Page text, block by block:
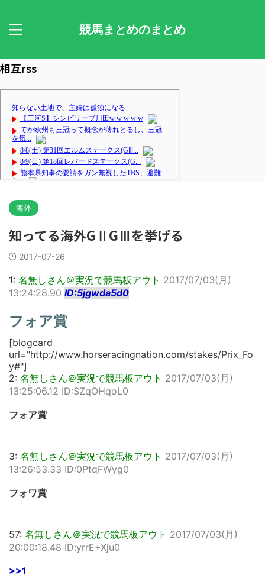
競馬まとめのまとめ
相互rss
海外
知ってる海外GⅡGⅢを挙げる
2017-07-26
1: 名無しさん＠実況で競馬板アウト 2017/07/03(月)
13:24:28.90 ID:5jgwda5d0
フォア賞
[blogcard
url="http://www.horseracingnation.com/stakes/Prix_Fo
y#"]
2: 名無しさん＠実況で競馬板アウト 2017/07/03(月)
13:25:06.12 ID:SZqOHqoL0
フォア賞
3: 名無しさん＠実況で競馬板アウト 2017/07/03(月)
13:26:53.33 ID:0PtqFWyg0
フォワ賞
57: 名無しさん＠実況で競馬板アウト 2017/07/03(月)
20:00:18.48 ID:yrrE+Xju0
>>1